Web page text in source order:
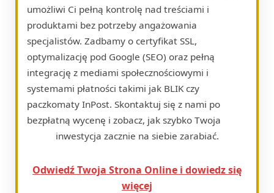
umożliwi Ci pełną kontrolę nad treściami i
produktami bez potrzeby angażowania
specjalistów. Zadbamy o certyfikat SSL,
optymalizację pod Google (SEO) oraz pełną
integrację z mediami społecznościowymi i
systemami płatności takimi jak BLIK czy
paczkomaty InPost. Skontaktuj się z nami po
bezpłatną wycenę i zobacz, jak szybko Twoja
inwestycja zacznie na siebie zarabiać.
Odwiedź Twoja Strona Online i dowiedz się
więcej